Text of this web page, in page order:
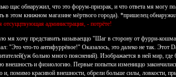
щас обнаружил, что это форум-призрак, и что ответа мя могу
в этом книжном магазине мёртвого города). *пришелец
отсуццтвующая администрация, - потрёте!
мя хочу представить называеццо "Шаг в сторону от фурри-
"Это что-то антифуррёвое!" Оказалось, это далеко не так.
больно много пояснений). Изображается в ней мир,
внешность и физиологию. Первые попытки измениццо
помимо красивой внешности, обрели больше силы, ловкости,